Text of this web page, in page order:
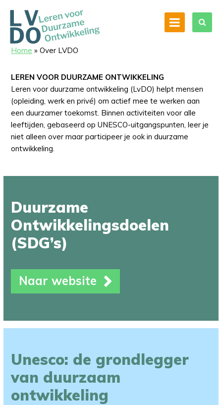
Home »Over LVDO
LEREN VOOR DUURZAME ONTWIKKELING
Leren voor duurzame ontwikkeling (LvDO) helpt mensen
(opleiding, werk en privé) om actief mee te werken aan
een duurzamer toekomst. Binnen activiteiten voor alle
leeftijden, gebaseerd op UNESCO-uitgangspunten, leer je
niet alleen over maar participeer je ook in duurzame
ontwikkeling.
Duurzame
Ontwikkelingsdoelen
(SDG’s)
Naar website
Unesco: de grondlegger
van duurzaam
ontwikkeling